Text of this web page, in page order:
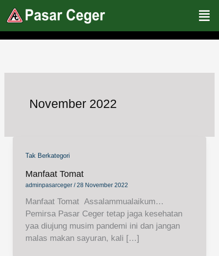
Lewati
ke
konten
November 2022
Tak Berkategori
Manfaat Tomat
adminpasarceger /28 November 2022
Manfaat Tomat Assalammualaikum…
Pemirsa Pasar Ceger tetap jaga kesehatan
yaa diujung musim pandemi ini dan jangan
malas makan sayuran, kali […]